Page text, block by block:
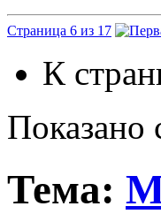
Страница 6 из 17
К
Показано
Тема: